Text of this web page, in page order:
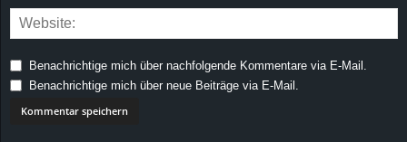
Benachrichtige mich über nachfolgende Kommentare via E-Mail.
Benachrichtige mich über neue Beiträge via E-Mail.